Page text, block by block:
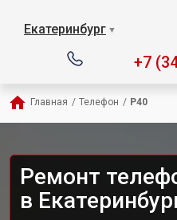
Екатеринбург ▼
+7
Главная / Телефон / P40
Ремонт
в